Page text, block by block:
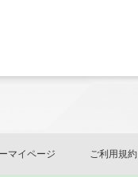
マイページ ご利用規約